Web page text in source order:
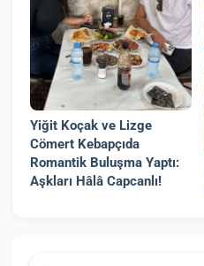
Yiğit Koçak ve Lizge
Cömert Kebapçıda
Romantik Buluşma Yaptı:
Aşkları Hâlâ Capcanlı!